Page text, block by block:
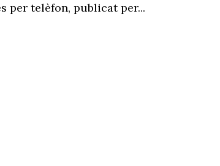
per telèfon, publicat per...